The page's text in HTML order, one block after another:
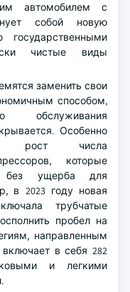
автомобилем с
собой новую
чистые виды
заменить свои
способом,
обслуживания
Особенно
рост числа
которые
без ущерба для
в 2023 году новая
трубчатые
пробел на
направленным
в себя 282
и легкими